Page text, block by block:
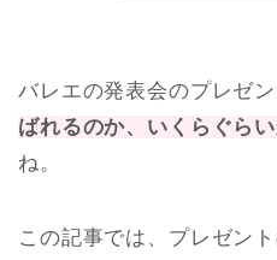
バレエの発表会のプレゼン
ばれるのか、いくらぐら
ね。
この記事では、プレゼン